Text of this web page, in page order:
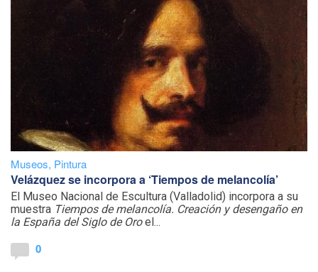
Museos, Pintura
Velázquez se incorpora a ‘Tiempos de melancolía’
El Museo Nacional de Escultura (Valladolid) incorpora a su
muestra Tiempos de melancolía. Creación y desengaño en
la España del Siglo de Oroel...
0